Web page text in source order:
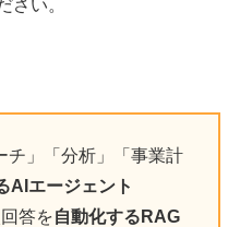
さい。
チ」「分析」「事業計
AIエージェント
答を自動化するRAG